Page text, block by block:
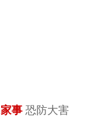
家事 恐防大害